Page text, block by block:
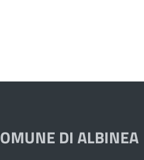
DI ALBINEA